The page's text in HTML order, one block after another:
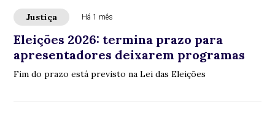
Justiça Há 1 mês
Eleições 2026: termina prazo para
apresentadores deixarem programas
Fim do prazo está previsto na Lei das Eleições